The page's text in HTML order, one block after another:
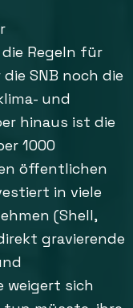
Regeln für
SNB noch die
und
hinaus ist die
1000
öffentlichen
in viele
(Shell,
gravierende
weigert sich